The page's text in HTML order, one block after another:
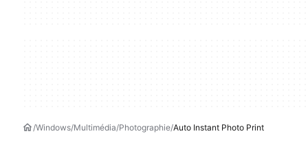
Windows Multimédia Photographie Auto Instant Photo Print